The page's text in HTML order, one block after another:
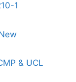
1
& UCL